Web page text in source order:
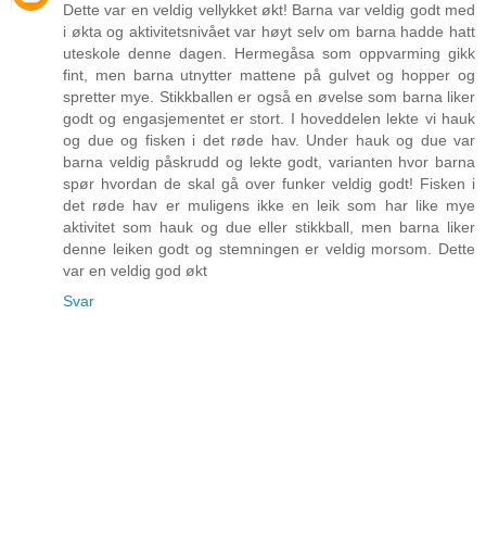
Dette var en veldig vellykket økt! Barna var veldig godt med
i økta og aktivitetsnivået var høyt selv om barna hadde hatt
uteskole denne dagen. Hermegåsa som oppvarming gikk
fint, men barna utnytter mattene på gulvet og hopper og
spretter mye. Stikkballen er også en øvelse som barna liker
godt og engasjementet er stort. I hoveddelen lekte vi hauk
og due og fisken i det røde hav. Under hauk og due var
barna veldig påskrudd og lekte godt, varianten hvor barna
spør hvordan de skal gå over funker veldig godt! Fisken i
det røde hav er muligens ikke en leik som har like mye
aktivitet som hauk og due eller stikkball, men barna liker
denne leiken godt og stemningen er veldig morsom. Dette
var en veldig god økt
Svar